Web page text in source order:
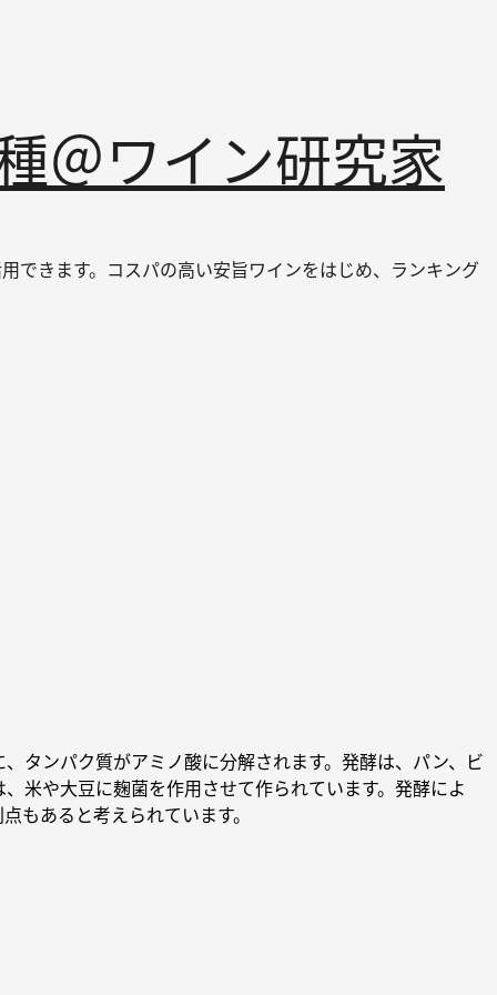
＠ワイン研究家
できます。コスパの高い安旨ワインをはじめ、ランキング
タンパク質がアミノ酸に分解されます。発酵は、パン、ビ
米や大豆に麹菌を作用させて作られています。発酵によ
もあると考えられています。